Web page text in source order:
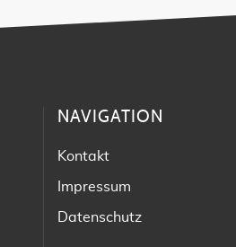
NAVIGATION
Kontakt
Impressum
Datenschutz